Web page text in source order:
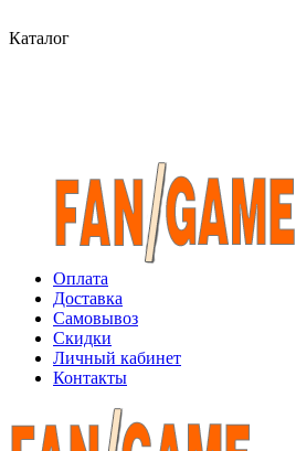
Каталог
Оплата
Доставка
Самовывоз
Скидки
Личный кабинет
Контакты